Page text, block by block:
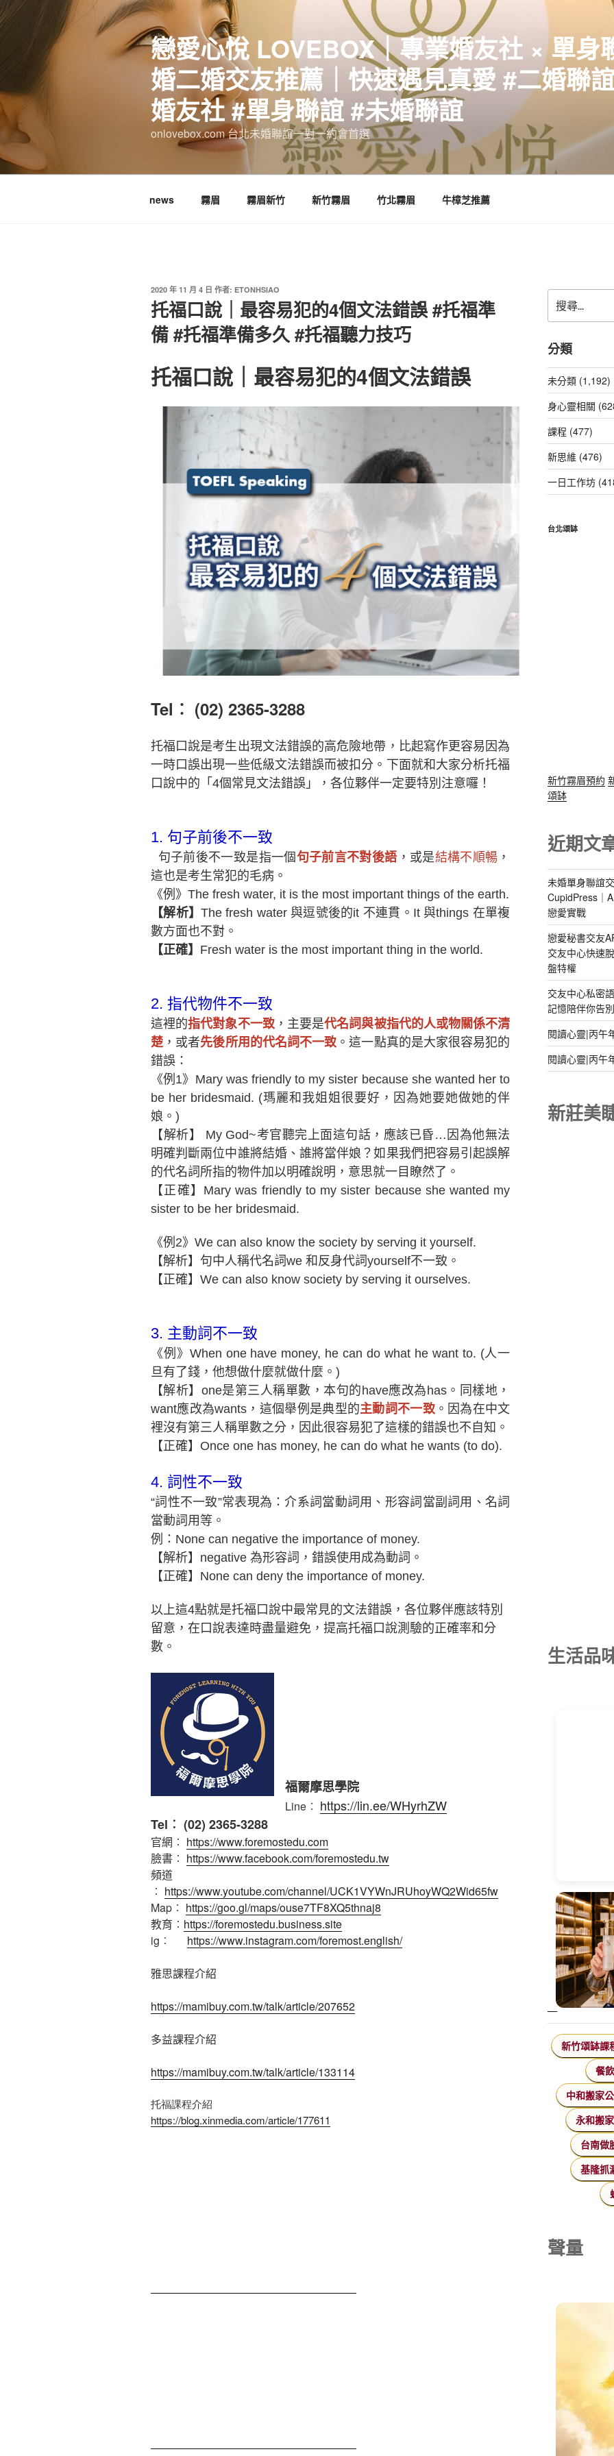
跳
至
容
戀愛心悅 LOVEBOX｜專業婚友社 × 單身
婚二婚交友推薦｜快速遇見真愛 #二婚聯
婚友社 #單身聯誼 #未婚聯誼
onlovebox.com 台北未婚聯誼一對一約會首選
news 霧眉 霧眉新竹 新竹霧眉 竹北霧眉 牛樟芝推薦
發
佈
於
2020 年 11 月 4 日 作者: ETONHSIAO
托福口說｜最容易犯的4個文法錯誤 #托福準
備 #托福準備多久 #托福聽力技巧
托福口說｜最容易犯的4個文法錯誤
Tel︰ (02) 2365-3288
托福口說是考生出現文法錯誤的高危險地帶，比起寫作更容易因為
一時口誤出現一些低級文法錯誤而被扣分。下面就和大家分析托福
口說中的「4個常見文法錯誤」，各位夥伴一定要特別注意囉！
1. 句子前後不一致
句子前後不一致是指一個句子前言不對後語 ，或是結構不順暢 ，
這也是考生常犯的毛病。
《例》The fresh water, it is the most important things of the earth.
【解析】The fresh water 與逗號後的it 不連貫。It 與things 在單複
數方面也不對。
【正確】 Fresh water is the most important thing in the world.
2. 指代物件不一致
這裡的指代對象不一致，主要是代名詞與被指代的人或物關係不清
楚 ，或者先後所用的代名詞不一致 。這一點真的是大家很容易犯的
錯誤：
《例1》Mary was friendly to my sister because she wanted her to
be her bridesmaid. (瑪麗和我姐姐很要好，因為她要她做她的伴
娘。)
【解析】 My God~考官聽完上面這句話，應該已昏…因為他無法
明確判斷兩位中誰將結婚、誰將當伴娘？如果我們把容易引起誤解
的代名詞所指的物件加以明確說明，意思就一目瞭然了。
【正確】Mary was friendly to my sister because she wanted my
sister to be her bridesmaid.
《例2》We can also know the society by serving it yourself.
【解析】句中人稱代名詞we 和反身代詞yourself不一致。
【正確】We can also know society by serving it ourselves.
3. 主動詞不一致
《例》When one have money, he can do what he want to. (人一
旦有了錢，他想做什麼就做什麼。)
【解析】one是第三人稱單數，本句的have應改為has。同樣地，
want應改為wants，這個舉例是典型的主動詞不一致。因為在中文
裡沒有第三人稱單數之分，因此很容易犯了這樣的錯誤也不自知。
【正確】Once one has money, he can do what he wants (to do).
4. 詞性不一致
“詞性不一致”常表現為：介系詞當動詞用、形容詞當副詞用、名詞
當動詞用等。
例：None can negative the importance of money.
【解析】negative 為形容詞，錯誤使用成為動詞。
【正確】None can deny the importance of money.
以上這4點就是托福口說中最常見的文法錯誤， 各位夥伴應該特別
留意 ，在口說表達時盡量避免，提高托福 口說測驗的正確率和分
數 。
福爾摩思學院
Line︰ https://lin.ee/WHyrhZW
Tel︰ (02) 2365-3288
官網︰ https://www.foremostedu.com
臉書︰ https://www.facebook.com/foremostedu.tw
頻道
︰ https://www.youtube.com/channel/UCK1VYWnJRUhoyWQ2Wid65fw
Map︰ https://goo.gl/maps/ouse7TF8XQ5thnaj8
教育︰ https://foremostedu.business.site
ig︰ https://www.instagram.com/foremost.english/
雅思課程介紹
https://mamibuy.com.tw/talk/article/207652
多益課程介紹
https://mamibuy.com.tw/talk/article/133114
托福課程介紹
https://blog.xinmedia.com/article/177611
尋
關
鍵
字:
分類
未分類 (1,192)
身心靈相關
課程 (477)
新思維 (476)
一日工作坊
台北頌缽
新竹霧眉預約
頌缽
近期文
未婚單身聯誼
CupidPress｜
戀愛實戰
戀愛秘書交友
交友中心快速
盤特權
交友中心私密
記憶陪伴你告
閱讀心靈|丙午
閱讀心靈|丙午
新莊美
生活品
新竹頌缽課
餐
中和搬家
永和搬家
台南做
基隆抓
聲量